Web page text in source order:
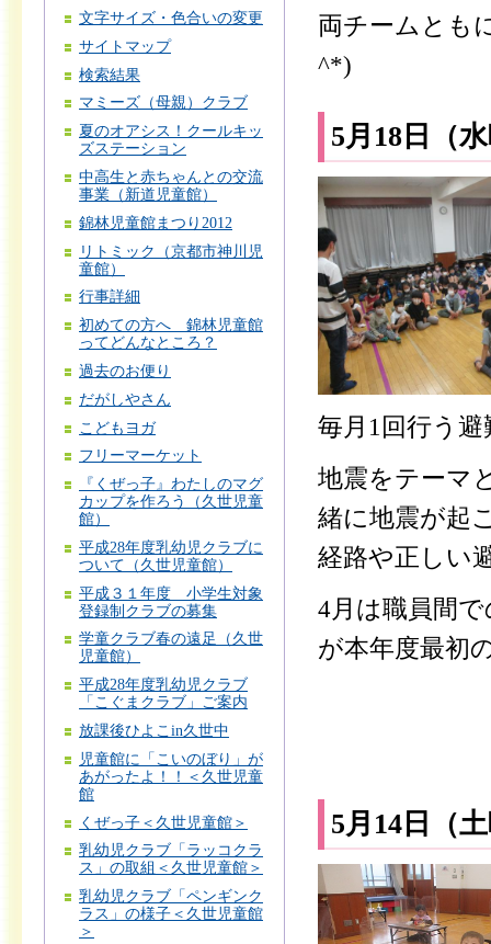
文字サイズ・色合いの変更
サイトマップ
検索結果
マミーズ（母親）クラブ
夏のオアシス！クールキッ
ズステーション
中高生と赤ちゃんとの交流
事業（新道児童館）
錦林児童館まつり2012
リトミック（京都市神川児
童館）
行事詳細
初めての方へ 錦林児童館
ってどんなところ？
過去のお便り
だがしやさん
こどもヨガ
フリーマーケット
『くぜっ子』わたしのマグ
カップを作ろう（久世児童
館）
平成28年度乳幼児クラブに
ついて（久世児童館）
平成３１年度 小学生対象
登録制クラブの募集
学童クラブ春の遠足（久世
児童館）
平成28年度乳幼児クラブ
「こぐまクラブ」ご案内
放課後ひよこin久世中
児童館に「こいのぼり」が
あがったよ！！＜久世児童
館
くぜっ子＜久世児童館＞
乳幼児クラブ「ラッコクラ
ス」の取組＜久世児童館＞
乳幼児クラブ「ペンギンク
ラス」の様子＜久世児童館
＞
両チームとも
^*)
5月18日（
毎月1回行う避
地震をテーマ
緒に地震が起
経路や正しい
4月は職員間
が本年度最初
5月14日（